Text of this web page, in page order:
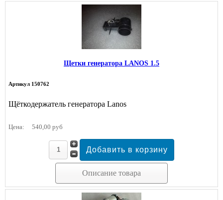
Щетки генератора LANOS 1.5
Артикул 150762
Щёткодержатель генератора Lanos
Цена: 540,00 руб
Описание товара